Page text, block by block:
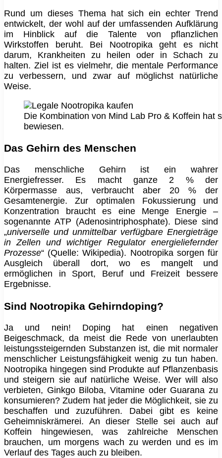
Rund um dieses Thema hat sich ein echter Trend
entwickelt, der wohl auf der umfassenden Aufklärung
im Hinblick auf die Talente von pflanzlichen
Wirkstoffen beruht. Bei Nootropika geht es nicht
darum, Krankheiten zu heilen oder in Schach zu
halten. Ziel ist es vielmehr, die mentale Performance
zu verbessern, und zwar auf möglichst natürliche
Weise.
Die Kombination von Mind Lab Pro & Koffein hat
bewiesen.
Das Gehirn des Menschen
Das menschliche Gehirn ist ein wahrer
Energiefresser. Es macht ganze 2 % der
Körpermasse aus, verbraucht aber 20 % der
Gesamtenergie. Zur optimalen Fokussierung und
Konzentration braucht es eine Menge Energie –
sogenannte ATP (Adenosintriphosphate). Diese sind
„universelle und unmittelbar verfügbare Energieträge
in Zellen und wichtiger Regulator energieliefernder
Prozesse“ (Quelle: Wikipedia). Nootropika sorgen für
Ausgleich überall dort, wo es mangelt und
ermöglichen in Sport, Beruf und Freizeit bessere
Ergebnisse.
Sind Nootropika Gehirndoping?
Ja und nein! Doping hat einen negativen
Beigeschmack, da meist die Rede von unerlaubten
leistungssteigernden Substanzen ist, die mit normaler
menschlicher Leistungsfähigkeit wenig zu tun haben.
Nootropika hingegen sind Produkte auf Pflanzenbasis
und steigern sie auf natürliche Weise. Wer will also
verbieten, Ginkgo Biloba, Vitamine oder Guarana zu
konsumieren? Zudem hat jeder die Möglichkeit, sie zu
beschaffen und zuzuführen. Dabei gibt es keine
Geheimniskrämerei. An dieser Stelle sei auch auf
Koffein hingewiesen, was zahlreiche Menschen
brauchen, um morgens wach zu werden und es im
Verlauf des Tages auch zu bleiben.